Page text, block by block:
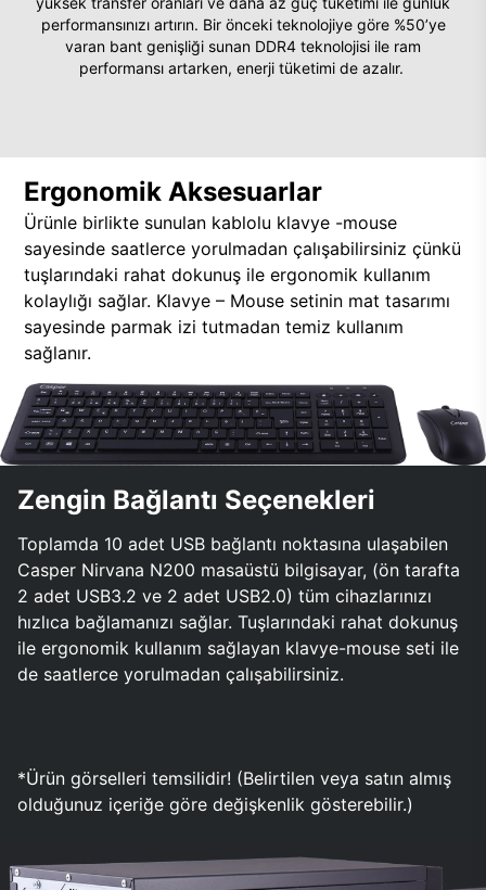
performansınızı artırın. Bir önceki teknolojiye göre %50’ye
varan bant genişliği sunan DDR4 teknolojisi ile ram
performansı artarken, enerji tüketimi de azalır.
Ergonomik Aksesuarlar
Ürünle birlikte sunulan kablolu klavye -mouse
sayesinde saatlerce yorulmadan çalışabilirsiniz çünkü
tuşlarındaki rahat dokunuş ile ergonomik kullanım
kolaylığı sağlar. Klavye – Mouse setinin mat tasarımı
sayesinde parmak izi tutmadan temiz kullanım
sağlanır.
Zengin Bağlantı Seçenekleri
Toplamda 10 adet USB bağlantı noktasına ulaşabilen
Casper Nirvana N200 masaüstü bilgisayar, (ön tarafta
2 adet USB3.2 ve 2 adet USB2.0) tüm cihazlarınızı
hızlıca bağlamanızı sağlar. Tuşlarındaki rahat dokunuş
ile ergonomik kullanım sağlayan klavye-mouse seti ile
de saatlerce yorulmadan çalışabilirsiniz.
*Ürün görselleri temsilidir! (Belirtilen veya satın almış
olduğunuz içeriğe göre değişkenlik gösterebilir.)